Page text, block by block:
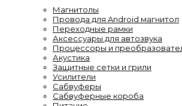
Магнитолы
Провода для Android магнитол
Переходные рамки
Аксессуары для автозвука
Процессоры и
Акустика
Защитные сетки и грили
Усилители
Сабвуферы
Сабвуферные короба